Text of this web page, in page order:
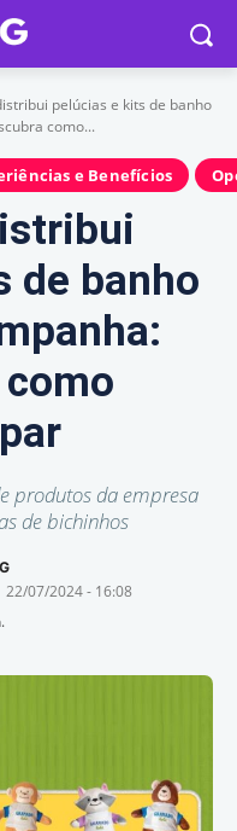
pelúcias e kits de banho
como...
e Benefícios
de banho
produtos da empresa
de bichinhos
22/07/2024 - 16:08